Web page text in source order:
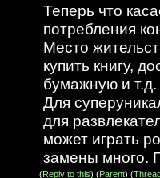
Теперь что
потребления
Место
купить книгу,
бумажную и т.д.
Для
для
может играть
замены много.
(Reply to this) (Parent) (